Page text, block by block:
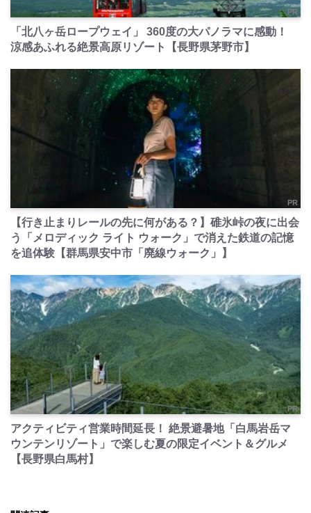
PR
「北八ヶ岳ロープウェイ」 360度の大パノラマに感動！
涼感あふれる絶景高原リゾート【長野県茅野市】
PR
【行き止まりレールの先に何がある？】碓氷峠の夜に出会
う「メロディック ライト ウォーク」で消えた鉄道の記憶
を追体験【群馬県安中市「廃線ウォーク」】
PR
アクティビティ営業時間延長！ 絶景避暑地「白馬岩岳マ
ウンテンリゾート」で楽しむ夏の限定イベント＆グルメ
【長野県白馬村】